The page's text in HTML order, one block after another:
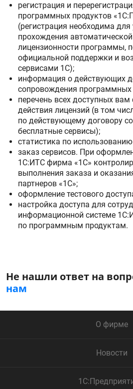
регистрация и
программных продуктов
(регистрация необходима
прохождения
лицензионности программы,
официальной поддержки и
сервисами 1С);
информация о действующих
сопровождения
перечень всех доступных вам
действия лицензий (в том
по действующему договору
бесплатные сервисы);
статистика по
заказ сервисов. При
1С:ИТС фирма «1С»
выполнения заказа и
партнеров «1С»;
оформление тестового
настройка доступа для
информационной системе
по программным продуктам.
Не нашли ответ на
нам
О фирме
Новости